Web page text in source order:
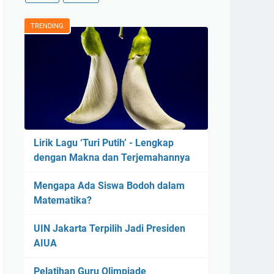
TRENDING
Lirik Lagu ‘Turi Putih’ - Lengkap
dengan Makna dan Terjemahannya
Mengapa Ada Siswa Bodoh dalam
Matematika?
UIN Jakarta Terpilih Jadi Presiden
AIUA
Pelatihan Guru Olimpiade